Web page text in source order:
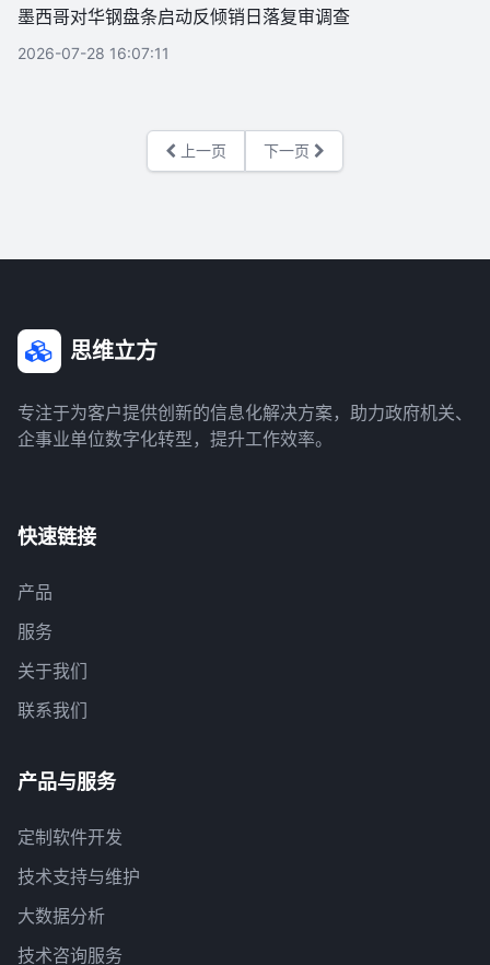
墨西哥对华钢盘条启动反倾销日落复审调查
2026-07-28 16:07:11
上一页 下一页
思维立方
专注于为客户提供创新的信息化解决方案，助力政府机关、
企事业单位数字化转型，提升工作效率。
快速链接
产品
服务
关于我们
联系我们
产品与服务
定制软件开发
技术支持与维护
大数据分析
技术咨询服务